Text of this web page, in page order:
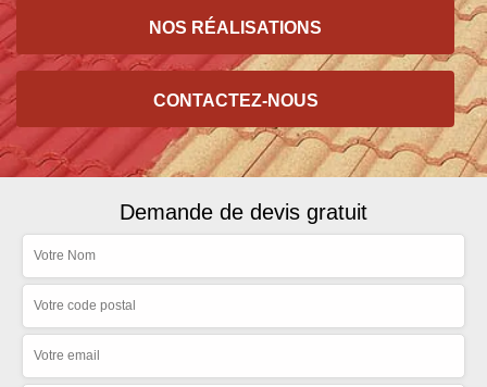
NOS RÉALISATIONS
CONTACTEZ-NOUS
Demande de devis gratuit